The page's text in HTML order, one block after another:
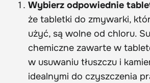
Wybierz odpowiednie
że tabletki do zmywarki,
użyć, są wolne od chloru.
chemiczne zawarte w
w usuwaniu tłuszczu i
idealnymi do czyszczenia